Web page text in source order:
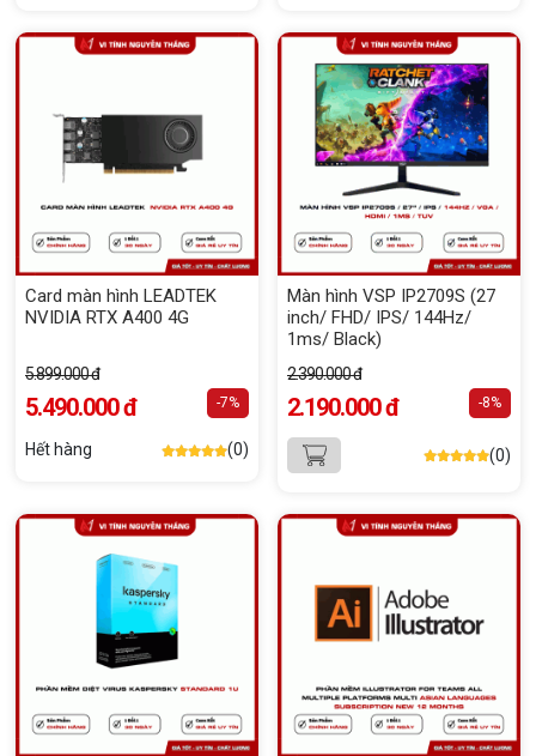
Card màn hình LEADTEK
NVIDIA RTX A400 4G
5.899.000 đ
5.490.000 đ -7%
Hết hàng (0)
Màn hình VSP IP2709S (27
inch/ FHD/ IPS/ 144Hz/
1ms/ Black)
2.390.000 đ
2.190.000 đ -8%
(0)